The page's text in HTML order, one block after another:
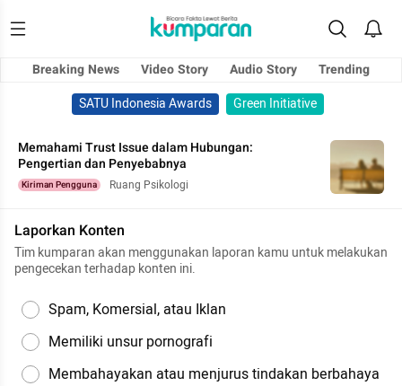
Breaking News Video Story Audio Story
Trending
SATU Indonesia Awards
Green Initiative
Memahami Trust Issue dalam Hubungan:
Pengertian dan Penyebabnya
Kiriman Pengguna Ruang Psikologi
Laporkan Konten
Tim kumparan akan menggunakan laporan kamu untuk melakukan
pengecekan terhadap konten ini.
Spam, Komersial, atau Iklan
Memiliki unsur pornografi
Membahayakan atau menjurus tindakan berbahaya